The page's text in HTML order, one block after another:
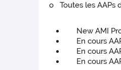
o Toutes les AAPs
New AMI
En cours
En cours
En cours